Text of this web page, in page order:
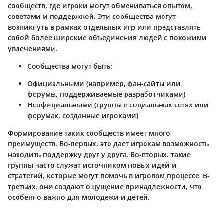
сообществ, где игроки могут обмениваться опытом,
советами и поддержкой. Эти сообщества могут
возникнуть в рамках отдельных игр или представлять
собой более широкие объединения людей с похожими
увлечениями.
Сообщества могут быть:
Официальными (например, фан-сайты или
форумы, поддерживаемые разработчиками)
Неофициальными (группы в социальных сетях или
форумах, созданные игроками)
Формирование таких сообществ имеет много
преимуществ. Во-первых, это дает игрокам возможность
находить поддержку друг у друга. Во-вторых, такие
группы часто служат источником новых идей и
стратегий, которые могут помочь в игровом процессе. В-
третьих, они создают ощущение принадлежности, что
особенно важно для молодежи и детей.